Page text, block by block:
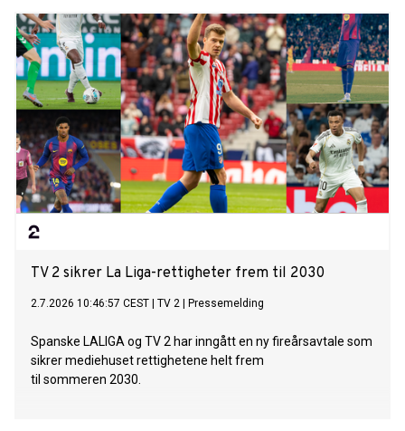
TV 2 sikrer La Liga-rettigheter frem til 2030
2.7.2026 10:46:57 CEST TV 2 Pressemelding
Spanske LALIGA og TV 2 har inngått en ny fireårsavtale som
sikrer mediehuset rettighetene helt frem
til sommeren 2030.